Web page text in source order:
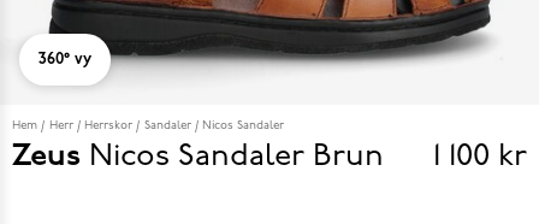
360° vy
Hem Herr Herrskor Sandaler Nicos Sandaler
Zeus Nicos Sandaler Brun Pris
1 100 kr